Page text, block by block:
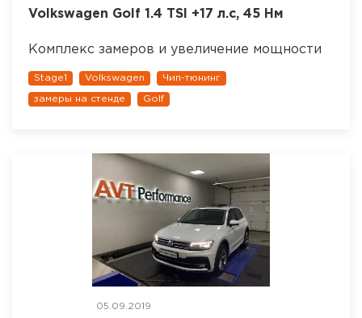
Volkswagen Golf 1.4 TSI +17 л.с, 45 Нм
Комплекс замеров и увеличение мощности
Stage1 Volkswagen Чип-тюнинг
замеры на стенде Golf
05.09.2019